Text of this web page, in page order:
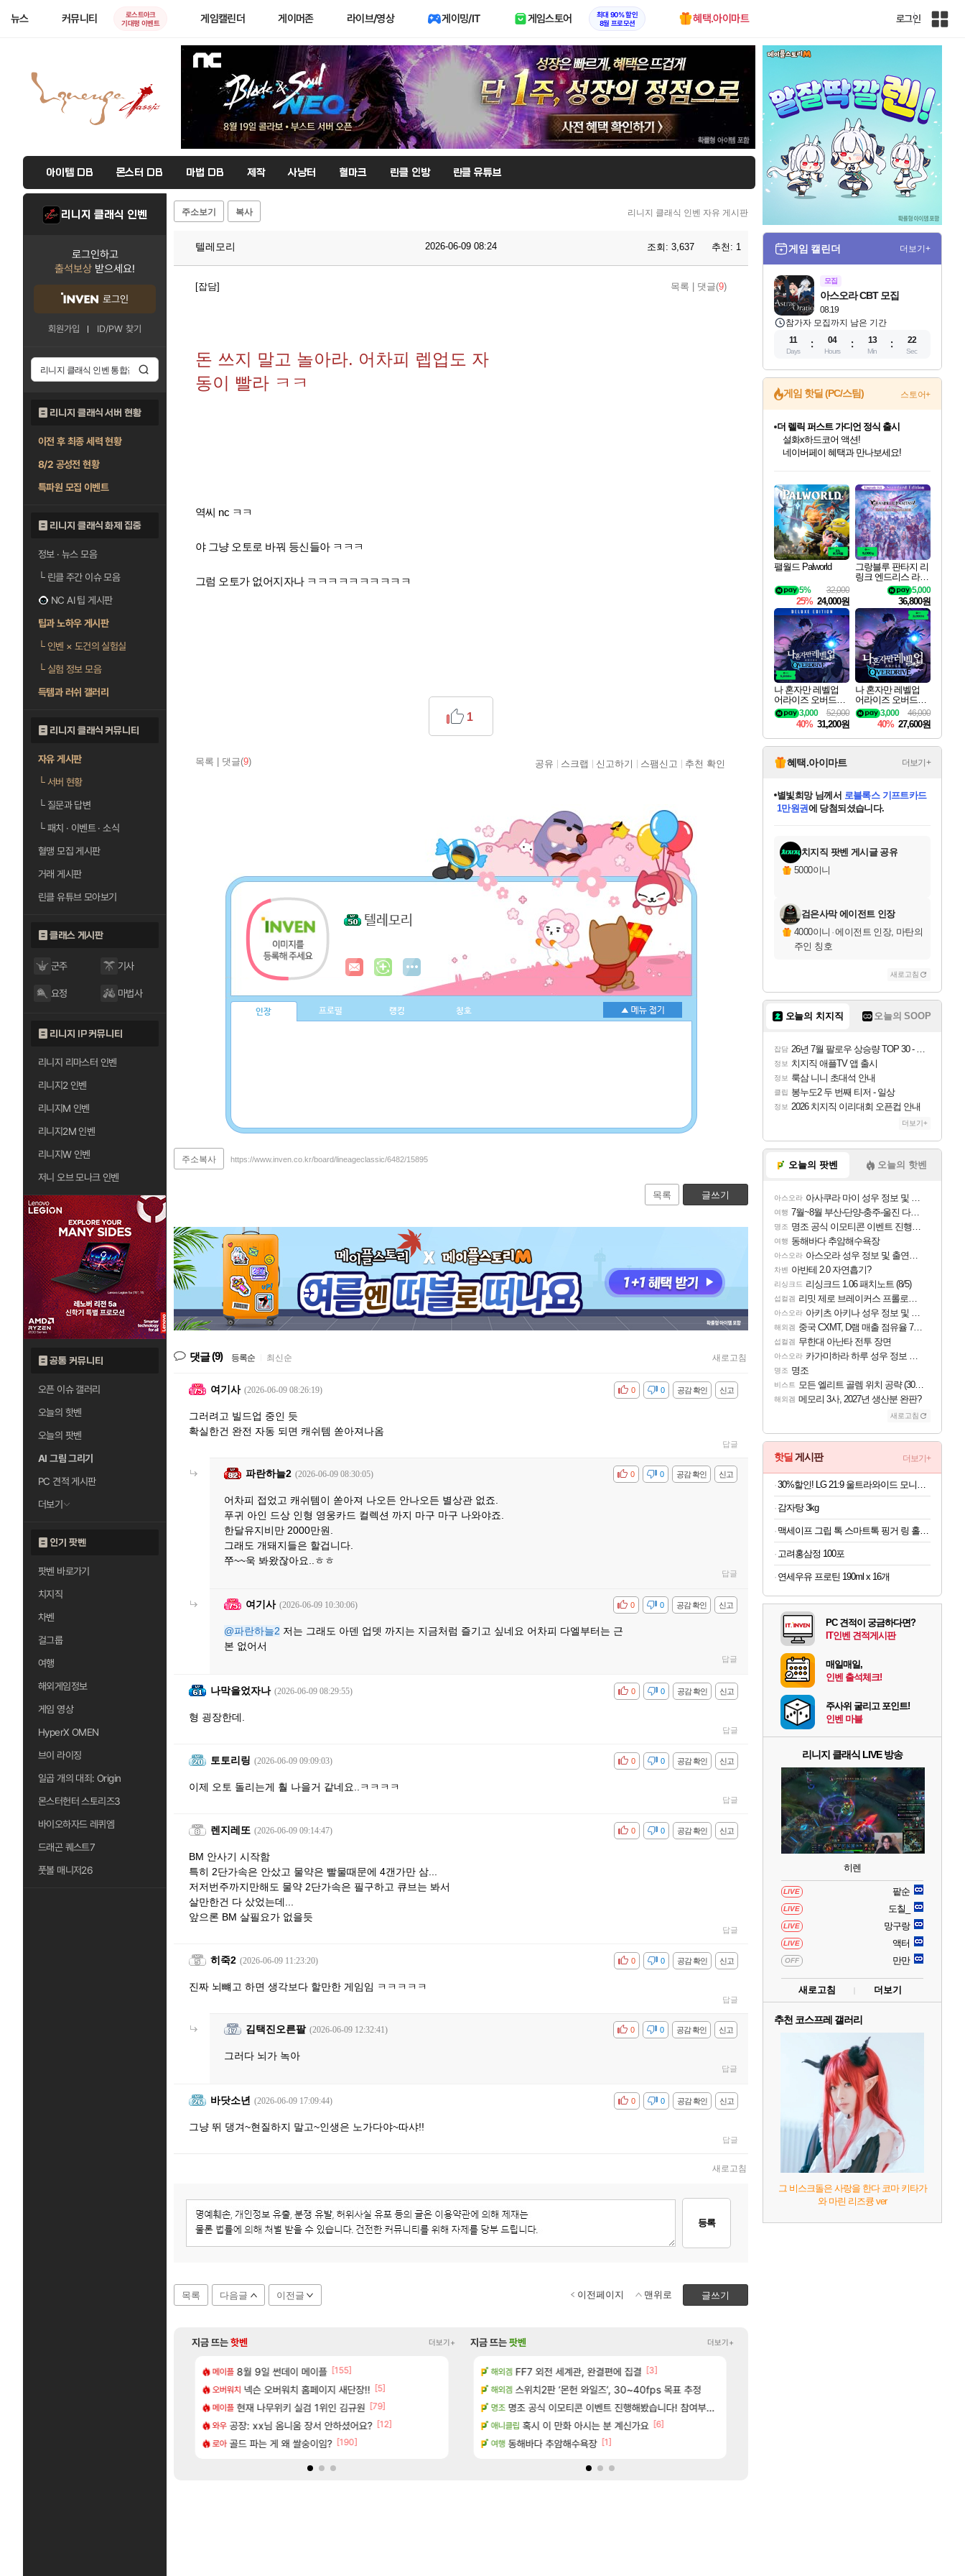
뉴스 커뮤니티
로스트아크
기대평 이벤트
게임캘린더 게이머존 라이브/영상 게이밍/IT 게임스토어
최대 90% 할인
8월 프로모션
혜택.아이마트 로그인
인
트
아이템 DB 몬스터 DB 마법 DB 제작 사냥터 혈마크 린클 인방 린클 유튜브
리니지 클래식 인벤
로그인하고
출석보상 받으세요!
로그인
회원가입 ID/PW 찾기
리니지 클래식 서버 현황
이전 후 최종 세력 현황
8/2 공성전 현황
특파원 모집 이벤트
리니지 클래식 화제 집중
정보 · 뉴스 모음
└린클 주간 이슈 모음
NC AI 팁 게시판
팁과 노하우 게시판
└인벤 × 도건의 실험실
└실험 정보 모음
득템과 러쉬 갤러리
리니지 클래식 커뮤니티
자유 게시판
└서버 현황
└질문과 답변
└패치 · 이벤트 · 소식
혈맹 모집 게시판
거래 게시판
린클 유튜브 모아보기
클래스 게시판
군주 기사
요정 마법사
리니지 IP 커뮤니티
리니지 리마스터 인벤
리니지2 인벤
리니지M 인벤
리니지2M 인벤
리니지W 인벤
저니 오브 모나크 인벤
공통 커뮤니티
오픈 이슈 갤러리
오늘의 핫벤
오늘의 팟벤
AI 그림 그리기
PC 견적 게시판
더보기
인기 팟벤
팟벤 바로가기
치지직
차벤
걸그룹
여행
해외게임정보
게임 영상
HyperX OMEN
브이 라이징
일곱 개의 대죄: Origin
몬스터헌터 스토리즈3
바이오하자드 레퀴엠
드래곤 퀘스트7
풋볼 매니저26
주소보기 복사 리니지 클래식 인벤 자유 게시판
텔레모리 2026-06-09 08:24 조회: 3,637 추천: 1
[잡담] 목록 댓글(9)
돈 쓰지 말고 놀아라. 어차피 렙업도 자
동이 빨라 ㅋㅋ
역씨 nc ㅋㅋ
야 그냥 오토로 바꿔 등신들아 ㅋㅋㅋ
그럼 오토가 없어지자나 ㅋㅋㅋㅋㅋㅋㅋㅋㅋㅋ
목록 댓글(9)
1
공유 스크랩 신고하기 스팸신고 추천 확인
텔레모리
인장 프로필 랭킹 칭호
주소복사 https://www.inven.co.kr/board/lineageclassic/6482/15895
목록 글쓰기
댓글(9) 등록순 최신순 새로고침
여기사 (2026-06-09 08:26:19) 신고
공감 확인
비공감 0
0
그러려고 빌드업 중인 듯
확실한건 완전 자동 되면 캐쉬템 쏟아져나옴
답글
파란하늘2 (2026-06-09 08:30:05) 신고
공감 확인
비공감 0
0
어차피 접었고 캐쉬템이 쏟아져 나오든 안나오든 별상관 없죠.
푸귀 아인 드상 인형 영웅카드 컬렉션 까지 마구 마구 나와야죠.
한달유지비만 2000만원.
그래도 개돼지들은 할겁니다.
쭈~~욱 봐왔잖아요..ㅎㅎ
답글
여기사 (2026-06-09 10:30:06) 신고
공감 확인
비공감 0
0
@파란하늘2 저는 그래도 아덴 업뎃 까지는 지금처럼 즐기고 싶네요 어차피 다엘부터는 근
본 없어서
답글
나막을었자나 (2026-06-09 08:29:55) 신고
공감 확인
비공감 0
0
형 굉장한데.
답글
토토리링 (2026-06-09 09:09:03) 신고
공감 확인
비공감 0
0
이제 오토 돌리는게 훨 나을거 같네요..ㅋㅋㅋㅋ
답글
렌지레또 (2026-06-09 09:14:47) 신고
공감 확인
비공감 0
0
BM 안사기 시작함
특히 2단가속은 안샀고 물약은 빨물때문에 4갠가만 삼...
저저번주까지만해도 물약 2단가속은 필구하고 큐브는 봐서
살만한건 다 샀었는데...
앞으론 BM 살필요가 없을듯
답글
히죽2 (2026-06-09 11:23:20) 신고
공감 확인
비공감 0
0
진짜 뇌뺴고 하면 생각보다 할만한 게임임 ㅋㅋㅋㅋㅋ
답글
김택진오른팔 (2026-06-09 12:32:41) 신고
공감 확인
비공감 0
0
그러다 뇌가 녹아
답글
바닷소년 (2026-06-09 17:09:44) 신고
공감 확인
비공감 0
0
그냥 뛰 댕겨~현질하지 말고~인생은 노가다야~따샤!!
답글
새로고침
등록
목록 다음글 이전글 글쓰기
이전페이지 맨위로
지금 뜨는핫벤 더보기+
메이플 8월 9일 썬데이 메이플 [155]
오버워치 넥슨 오버워치 홈페이지 새단장!! [5]
메이플 현재 나무위키 실검 1위인 김규원 [79]
와우 공장: xx님 옴니움 장서 안하셨어요? [12]
로아 골드 파는 게 왜 쌀숭이임? [190]
리니지M 아떨린다 한시간후면 [14]
리니지M 주말패키지가 나왔읍니다.
[15]
메이플 ㅇㅂ)진짜 개웃기네 ㅋㅋ [47]
메이플 아니 뭔 샤타 안 나왔다고 진짜 화내는 사람도 있네
메이플 썬데이가 샤타가 아닌 큰 이유는 경매장 불안정때문일듯
지금 뜨는팟벤 더보기+
아스오라 아사쿠라 마이 성우 정보 및 주요 필모
아스오라 아스오라 성우 정보 및 출연작 모음
아스오라 아키츠 아키나 성우 정보 및 주요 필모
비스트 모든 성소 위치 공략 (40개) - 귀환한 영혼 도전과제
리밋제로 프롤로그 테스트를 마치고.. (feat. 리아)
해외겜 FF7 외전 세계관, 완결편에 집결 [3]
해외겜 스위치2판 ‘몬헌 와일즈’, 30~40fps 목표 추정
명조 명조 공식 이모티콘 이벤트 진행해봤습니다! 참여부터 추첨까지????
애니클립 혹시 이 만화 아시는 분 계신가요 [6]
여행 동해바다 추암해수욕장 [1]
게임 캘린더 더보기+
모집
08.19
아스오라 CBT 모집
참가자 모집까지 남은 기간
11
Days
04
Hours
13
Min
21
Sec
게임 핫딜 (PC/스팀) 스토어+
최대 90% 할인가를 만나보세요!
네이버혜택과 함께 만나보세요!
50%할인&추가 적립까지!
네이버 포인트 혜택까지!
이니&베니 혜택까지!
네이버 혜택가와 함께 예약하세요!
할인&네이버혜택으로 만나보세요!
네이버페이 혜택과 만나보세요!
베데스다 40주년 기념 할인 중!
베데스다의 명작들을
40주년 프로모션으로 만나보세요!
할인가에 만나보세요!
일부 에디션 상시 할인!
혜택으로 예약 판매 중
편안하게 충전하세요
팰월드 Palworld
32,000
5%
25% 24,000원
그랑블루 판타지 리
링크 엔드리스 라그
나로크 업그레이드
킷 Granblue Fantasy
Relink Endless Ragn
arok Upgrade Kit DL
C
5,000
36,800원
나 혼자만 레벨업
어라이즈 오버드라
이브 디럭스 에디션
Solo Leveling Arise
Overdrive Deluxe Edi
tion
52,000
3,000
40% 31,200원
나 혼자만 레벨업
어라이즈 오버드라
이브 Solo Leveling A
rise
46,000
3,000
40% 27,600원
혜택.아이마트 더보기+
교환.
당첨되셨습니다.
당첨되셨습니다.
당첨되셨습니다.
별빛희망님께서 로블록스 기프트카드
1만원권에 당첨되셨습니다.
당첨되셨습니다.
당첨되셨습니다.
당첨되셨습니다.
당첨되셨습니다.
에디션 (스팀코드)를 교환.
당첨되셨습니다.
치지직 팟벤 게시글 공유
5000이니
검은사막 에이전트 인장
4000이니 ·에이전트 인장, 마탄의
주인 칭호
새로고침
오늘의 치지직 오늘의 SOOP
잡담 26년 7월 팔로우 상승량 TOP 30 - 월간 치지직
정보 치지직 애플TV 앱 출시
정보 룩삼 니니 초대석 안내
클립 봉누도2 두 번째 티저 - 일상
정보 2026 치지직 이리대회 오픈컵 안내
더보기+
오늘의 팟벤 오늘의 핫벤
아스오라 아사쿠라 마이 성우 정보 및 주요 필모
여행 7월~8월 부산-단양-충주-울진 다녀왔어요~
명조 명조 공식 이모티콘 이벤트 진행해봤습니다! 참여부터 추첨까지????
여행 동해바다 추암해수욕장
아스오라 아스오라 성우 정보 및 출연작 모음
차벤 아반테 2.0 자연흡기?
리싱크드 리싱크드 1.06 패치노트 (8/5)
섭컬겜 리밋 제로 브레이커스 프롤로그 테스트 후기 영상 업로드
아스오라 아키츠 아키나 성우 정보 및 주요 필모
해외겜 중국 CXMT, D램 매출 점유율 7%…글로벌 4위로 부상
섭컬겜 무한대 아난타 전투 장면
아스오라 카가미하라 하루 성우 정보 및 주요 필모
명조 명조
비스트 모든 엘리트 골렘 위치 공략 (30개) - 방랑 결투가
해외겜 메모리 3사, 2027년 생산분 완판?
새로고침
핫딜 게시판 더보기+
감자탕 3kg
고려홍삼정 100포
연세우유 프로틴 190ml x 16개
PC 견적이 궁금하다면?
IT인벤 견적게시판
매일매일,
인벤 출석체크!
주사위 굴리고 포인트!
인벤 마블
리니지 클래식 LIVE 방송
히렌
LIVE 팥순
LIVE 도칠_
LIVE 망구랑
LIVE 액터
OFF 만만
새로고침 더보기
추천 코스프레 갤러리
그 비스크돌은 사랑을 한다 코마 키타가
와 마린 리즈큥 ver